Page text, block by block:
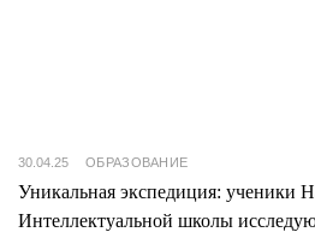
30.04.25 ОБРАЗОВАНИЕ
Уникальная экспедиция: ученики
Интеллектуальной школы